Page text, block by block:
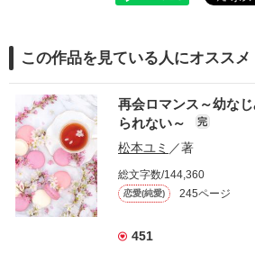
この作品を見ている人にオススメ
再会ロマンス～幼な
られない～
完
松本ユミ ／著
総文字数/144,360
恋愛(純愛) 245ページ
451